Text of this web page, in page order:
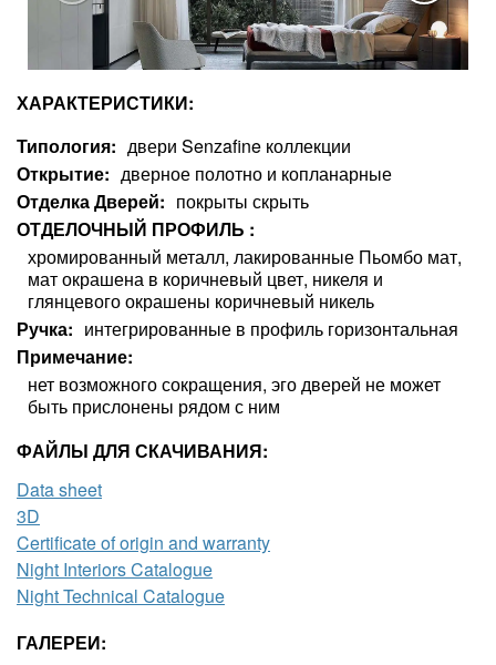
ХАРАКТЕРИСТИКИ:
Типология
двери Senzafine коллекции
Открытие
дверное полотно и копланарные
Отделка Дверей
покрыты скрыть
ОТДЕЛОЧНЫЙ ПРОФИЛЬ
хромированный металл, лакированные Пьомбо мат,
мат окрашена в коричневый цвет, никеля и
глянцевого окрашены коричневый никель
Ручка
интегрированные в профиль горизонтальная
Примечание
нет возможного сокращения, эго дверей не может
быть прислонены рядом с ним
ФАЙЛЫ ДЛЯ СКАЧИВАНИЯ:
Data sheet
3D
Certificate of origin and warranty
Night Interiors Catalogue
Night Technical Catalogue
ГАЛЕРЕИ: